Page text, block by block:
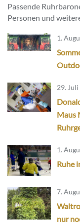
Passende
Personen und
1.
29.
Maus
1.
Ruhe
7.
nur